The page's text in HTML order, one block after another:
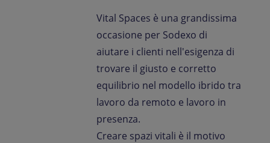
Vital Spaces è una grandissima
occasione per Sodexo di
aiutare i clienti nell'esigenza di
trovare il giusto e corretto
equilibrio nel modello ibrido tra
lavoro da remoto e lavoro in
presenza.
Creare spazi vitali è il motivo